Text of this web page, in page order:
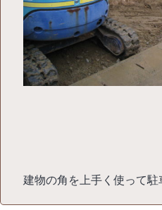
建物の角を上手く使って駐